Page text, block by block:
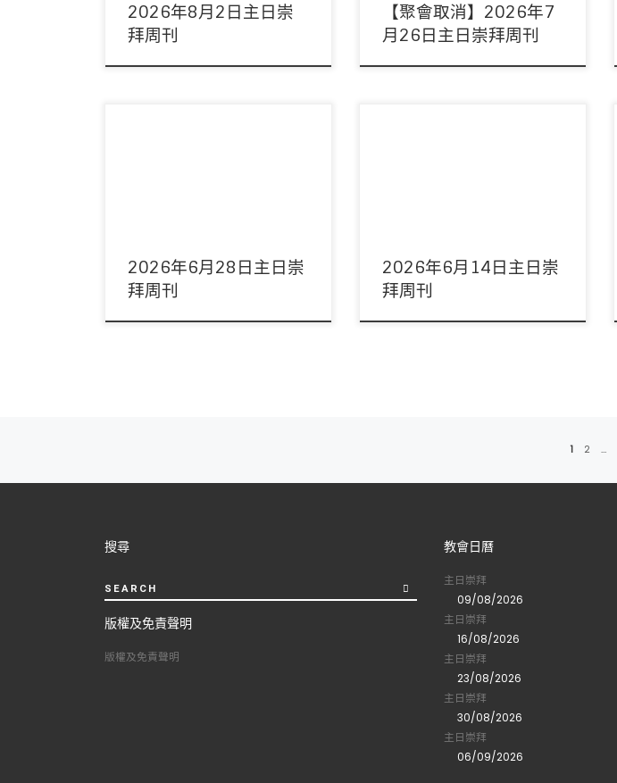
2026年8月2日主日崇
拜周刊
【聚會取消】2026年7
月26日主日崇拜周刊
2026年6月28日主日崇
拜周刊
2026年6月14日主日崇
拜周刊
navigation
1 2 …
搜尋
SEARCH
版權及免責聲明
版權及免責聲明
教會日曆
主日崇拜
09/08/2026
主日崇拜
16/08/2026
主日崇拜
23/08/2026
主日崇拜
30/08/2026
主日崇拜
06/09/2026